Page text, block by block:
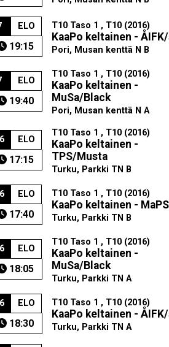
ELO
19:15
T10 Taso 1 , T10 (2016)
KaaPo keltainen -
Pori, Musan kenttä N B
ELO
19:40
T10 Taso 1 , T10 (2016)
KaaPo keltainen -
MuSa/Black
Pori, Musan kenttä N A
ELO
17:15
T10 Taso 1 , T10 (2016)
KaaPo keltainen -
TPS/Musta
Turku, Parkki TN B
ELO
17:40
T10 Taso 1 , T10 (2016)
KaaPo keltainen - MaPS
Turku, Parkki TN B
ELO
18:05
T10 Taso 1 , T10 (2016)
KaaPo keltainen -
MuSa/Black
Turku, Parkki TN A
ELO
18:30
T10 Taso 1 , T10 (2016)
KaaPo keltainen -
Turku, Parkki TN A